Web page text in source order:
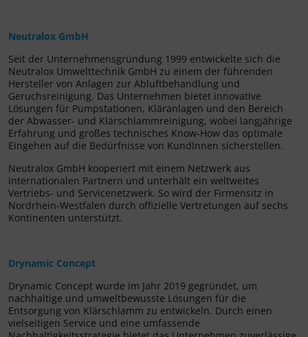
Neutralox GmbH
Seit der Unternehmensgründung 1999 entwickelte sich die
Neutralox Umwelttechnik GmbH zu einem der führenden
Hersteller von Anlagen zur Abluftbehandlung und
Geruchsreinigung. Das Unternehmen bietet innovative
Lösungen für Pumpstationen, Kläranlagen und den Bereich
der Abwasser- und Klärschlammreinigung, wobei langjährige
Erfahrung und großes technisches Know-How das optimale
Eingehen auf die Bedürfnisse von KundInnen sicherstellen.
Neutralox GmbH kooperiert mit einem Netzwerk aus
internationalen Partnern und unterhält ein weltweites
Vertriebs- und Servicenetzwerk. So wird der Firmensitz in
Nordrhein-Westfalen durch offizielle Vertretungen auf sechs
Kontinenten unterstützt.
Drynamic Concept
Drynamic Concept wurde im Jahr 2019 gegründet, um
nachhaltige und umweltbewusste Lösungen für die
Entsorgung von Klärschlamm zu entwickeln. Durch einen
vielseitigen Service und eine umfassende